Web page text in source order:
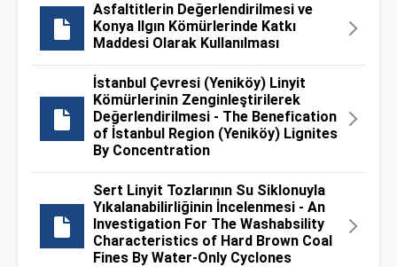
Asfaltitlerin Değerlendirilmesi ve
Konya Ilgın Kömürlerinde Katkı
Maddesi Olarak Kullanılması
İstanbul Çevresi (Yeniköy) Linyit
Kömürlerinin Zenginleştirilerek
Değerlendirilmesi - The Benefication
of İstanbul Region (Yeniköy) Lignites
By Concentration
Sert Linyit Tozlarının Su Siklonuyla
Yıkalanabilirliğinin İncelenmesi - An
Investigation For The Washabsility
Characteristics of Hard Brown Coal
Fines By Water-Only Cyclones